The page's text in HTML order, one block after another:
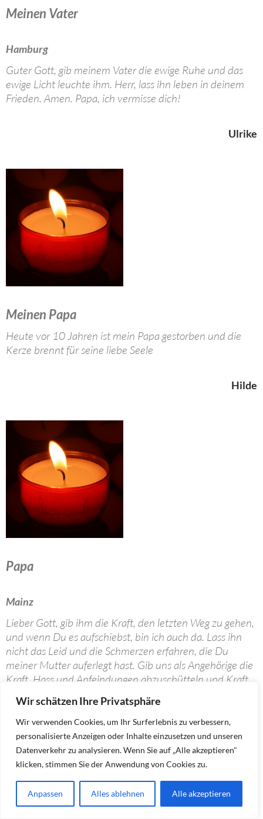
Wir schätzen Ihre Privatsphäre
Wir verwenden Cookies, um Ihr Surferlebnis zu verbessern,
personalisierte Anzeigen oder Inhalte einzusetzen und unseren
Datenverkehr zu analysieren. Wenn Sie auf „Alle akzeptieren"
klicken, stimmen Sie der Anwendung von Cookies zu.
Anpassen Alles ablehnen Alle akzeptieren
Meinen Vater
Hamburg
Guter Gott, gib meinem Vater die ewige Ruhe und das
ewige Licht leuchte ihm. Herr, lass ihn leben in deinem
Frieden. Amen. Papa, ich vermisse dich!
Ulrike
Meinen Papa
Heute vor 10 Jahren ist mein Papa gestorben und die
Kerze brennt für seine liebe Seele
Hilde
Papa
Mainz
Lieber Gott, gib ihm die Kraft, den letzten Weg zu gehen,
und wenn Du es aufschiebst, bin ich auch da. Lass ihn
nicht das Leid und die Schmerzen erfahren, die Du
meiner Mutter auferlegt hast. Gib uns als Angehörige die
Kraft, Hass und Anfeindungen abzuschütteln und Kraft
Familie Schwarz und Angehörige